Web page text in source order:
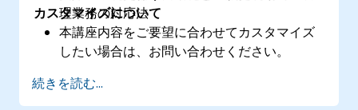
理業務の対応法
カスタマイズについて
本講座内容をご要望に合わせてカスタマイズ
したい場合は、お問い合わせください。
続きを読む...